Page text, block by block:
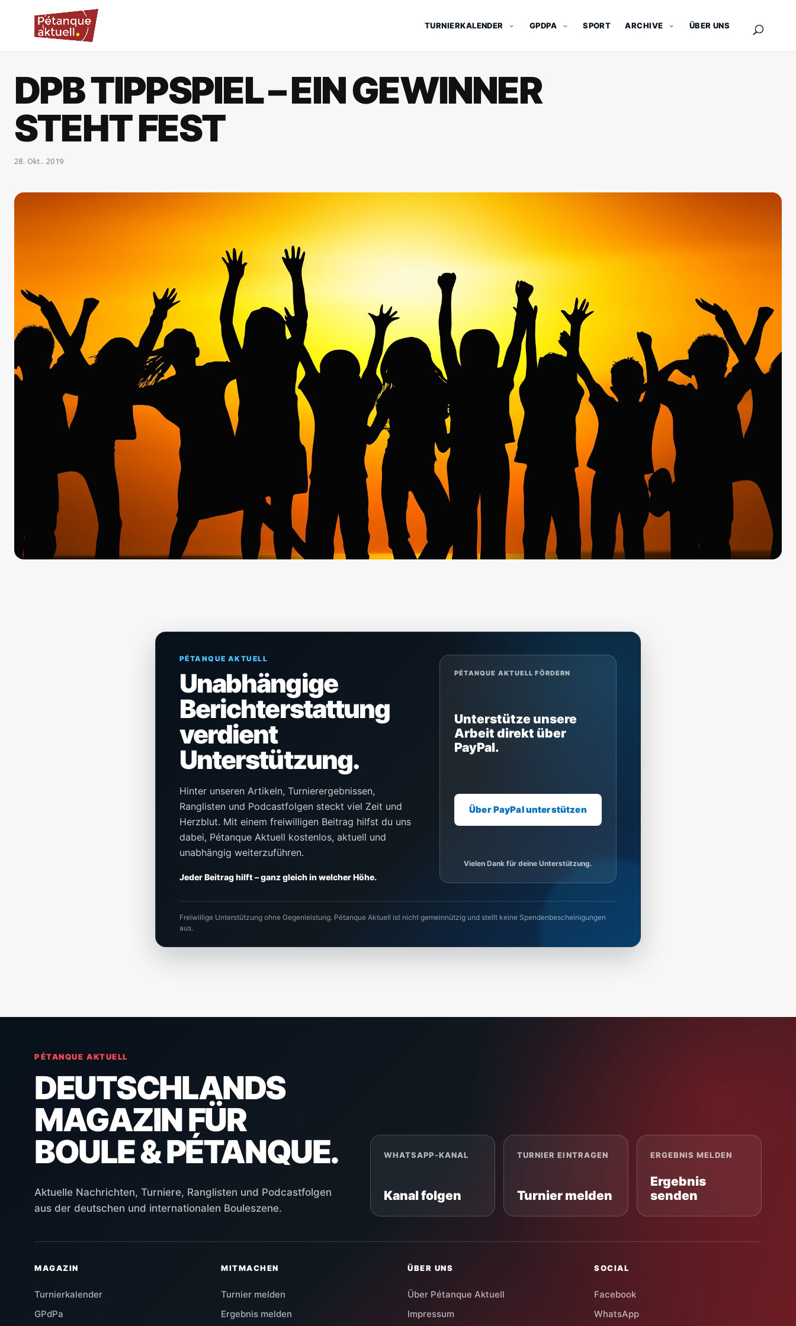
TURNIERKALENDER GPDPA SPORT ARCHIVE ÜBER UNS
DPB TIPPSPIEL – EIN GEWINNER
STEHT FEST
28. Okt.. 2019
PÉTANQUE AKTUELL
Unabhängige
Berichterstattung
verdient
Unterstützung.
Hinter unseren Artikeln, Turnierergebnissen,
Ranglisten und Podcastfolgen steckt viel Zeit und
Herzblut. Mit einem freiwilligen Beitrag hilfst du uns
dabei, Pétanque Aktuell kostenlos, aktuell und
unabhängig weiterzuführen.
Jeder Beitrag hilft – ganz gleich in welcher Höhe.
PÉTANQUE AKTUELL FÖRDERN
Unterstütze unsere
Arbeit direkt über
PayPal.
Über PayPal unterstützen
Vielen Dank für deine Unterstützung.
Freiwillige Unterstützung ohne Gegenleistung. Pétanque Aktuell ist nicht gemeinnützig und stellt keine Spendenbescheinigungen
aus.
PÉTANQUE AKTUELL
DEUTSCHLANDS
MAGAZIN FÜR
BOULE & PÉTANQUE.
Aktuelle Nachrichten, Turniere, Ranglisten und Podcastfolgen
aus der deutschen und internationalen Bouleszene.
WHATSAPP-KANAL
Kanal folgen
TURNIER EINTRAGEN
Turnier melden
ERGEBNIS MELDEN
Ergebnis
senden
MAGAZIN
Turnierkalender
GPdPa
MITMACHEN
Turnier melden
Ergebnis melden
ÜBER UNS
Über Pétanque Aktuell
Impressum
SOCIAL
Facebook
WhatsApp